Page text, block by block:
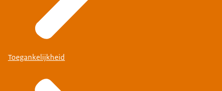
Toegankelijkheid